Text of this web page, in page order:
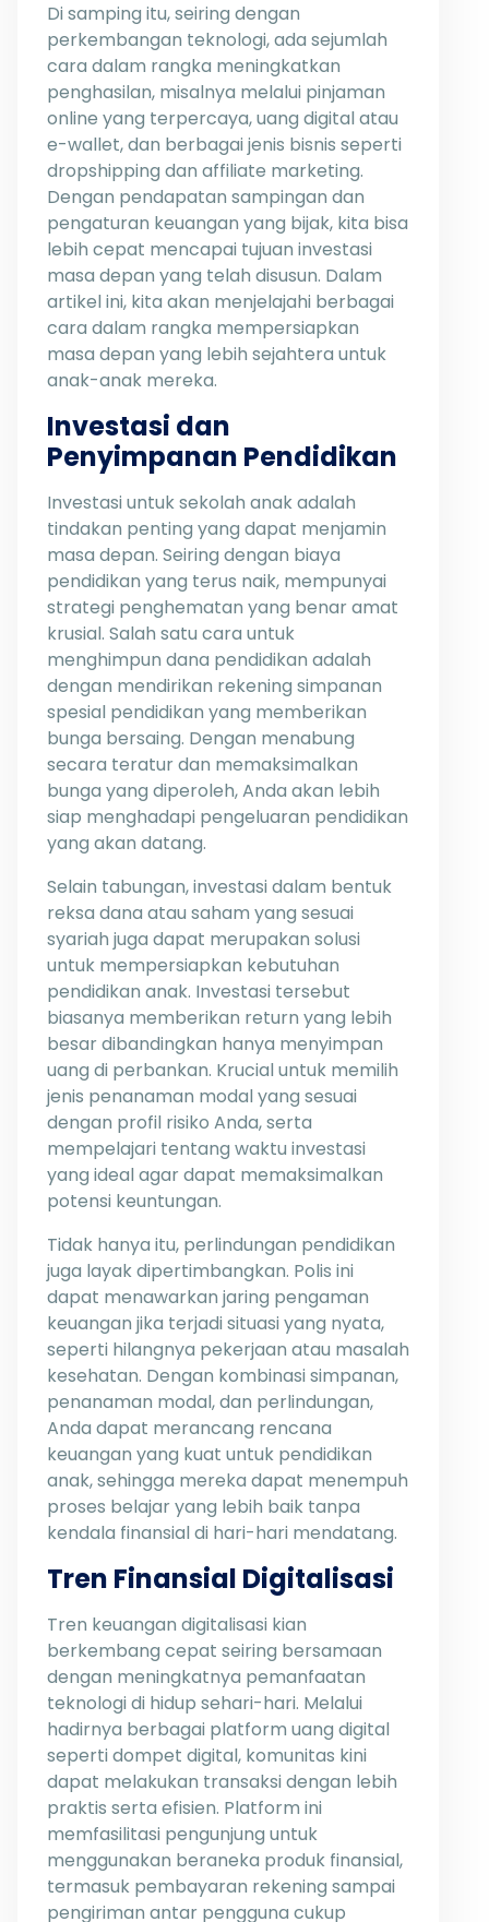
Di samping itu, seiring dengan
perkembangan teknologi, ada sejumlah
cara dalam rangka meningkatkan
penghasilan, misalnya melalui pinjaman
online yang terpercaya, uang digital atau
e-wallet, dan berbagai jenis bisnis seperti
dropshipping dan affiliate marketing.
Dengan pendapatan sampingan dan
pengaturan keuangan yang bijak, kita bisa
lebih cepat mencapai tujuan investasi
masa depan yang telah disusun. Dalam
artikel ini, kita akan menjelajahi berbagai
cara dalam rangka mempersiapkan
masa depan yang lebih sejahtera untuk
anak-anak mereka.
Investasi dan
Penyimpanan Pendidikan
Investasi untuk sekolah anak adalah
tindakan penting yang dapat menjamin
masa depan. Seiring dengan biaya
pendidikan yang terus naik, mempunyai
strategi penghematan yang benar amat
krusial. Salah satu cara untuk
menghimpun dana pendidikan adalah
dengan mendirikan rekening simpanan
spesial pendidikan yang memberikan
bunga bersaing. Dengan menabung
secara teratur dan memaksimalkan
bunga yang diperoleh, Anda akan lebih
siap menghadapi pengeluaran pendidikan
yang akan datang.
Selain tabungan, investasi dalam bentuk
reksa dana atau saham yang sesuai
syariah juga dapat merupakan solusi
untuk mempersiapkan kebutuhan
pendidikan anak. Investasi tersebut
biasanya memberikan return yang lebih
besar dibandingkan hanya menyimpan
uang di perbankan. Krucial untuk memilih
jenis penanaman modal yang sesuai
dengan profil risiko Anda, serta
mempelajari tentang waktu investasi
yang ideal agar dapat memaksimalkan
potensi keuntungan.
Tidak hanya itu, perlindungan pendidikan
juga layak dipertimbangkan. Polis ini
dapat menawarkan jaring pengaman
keuangan jika terjadi situasi yang nyata,
seperti hilangnya pekerjaan atau masalah
kesehatan. Dengan kombinasi simpanan,
penanaman modal, dan perlindungan,
Anda dapat merancang rencana
keuangan yang kuat untuk pendidikan
anak, sehingga mereka dapat menempuh
proses belajar yang lebih baik tanpa
kendala finansial di hari-hari mendatang.
Tren Finansial Digitalisasi
Tren keuangan digitalisasi kian
berkembang cepat seiring bersamaan
dengan meningkatnya pemanfaatan
teknologi di hidup sehari-hari. Melalui
hadirnya berbagai platform uang digital
seperti dompet digital, komunitas kini
dapat melakukan transaksi dengan lebih
praktis serta efisien. Platform ini
memfasilitasi pengunjung untuk
menggunakan beraneka produk finansial,
termasuk pembayaran rekening sampai
pengiriman antar pengguna cukup